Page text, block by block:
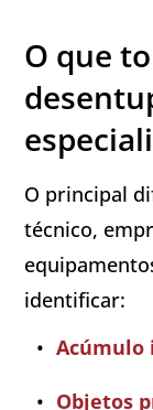
O que
O principal
técnico,
identificar:
Acúmulo
Objetos